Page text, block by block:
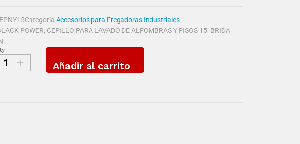
Categoría Accesorios para Fregadoras Industriales
POWER, CEPILLO PARA LAVADO DE ALFOMBRAS Y PISOS 15" BRIDA
Añadir al carrito